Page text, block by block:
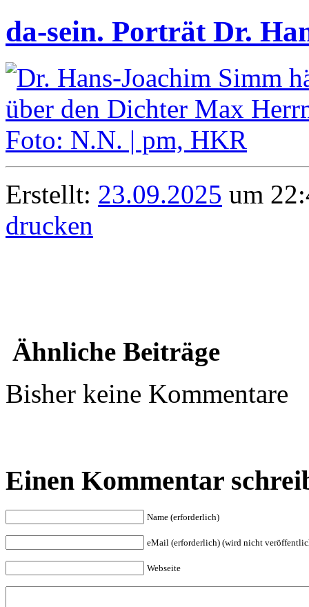
da-sein. Porträt Dr.
Erstellt: 23.09.2025 um
drucken
Ähnliche Beiträge
Bisher keine Kommentare
Einen Kommentar
Name (erforderlich)
eMail (erforderlich) (wird nicht
Webseite